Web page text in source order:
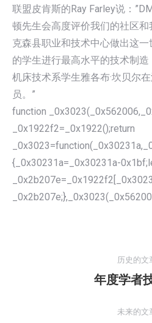
联盟皮肯斯的Ray Farley说：
顿先生会高度评价我们的社区
克森县职业和技术中心做出这
的学生进行最高水平的技术制造
机床技术系学生雅各布·坎贝尔
员。”
function
_0x1922f2=_0x1922();return
{_0x30231a=_0x30231a-
历史的文
历
的
年度学者
未来的文